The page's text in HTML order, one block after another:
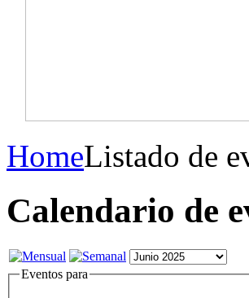
HomeListado de
Calendario de
Eventos para